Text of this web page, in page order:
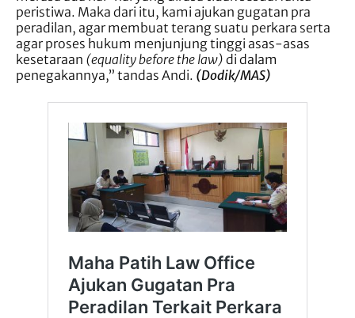
peristiwa. Maka dari itu, kami ajukan gugatan pra
peradilan, agar membuat terang suatu perkara serta
agar proses hukum menjunjung tinggi asas-asas
kesetaraan (equality before the law) di dalam
penegakannya,” tandas Andi. (Dodik/MAS)